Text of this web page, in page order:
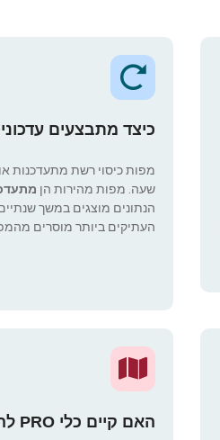
כיצד מתבצעים
מפות כיסוי רשת מתעדכנות
שעה. מפות מהירות הן
הנתונים מוצגים במשך
העתיקים ביותר מוסרים
האם קיים כלי PRO להמחשת מפות כיסוי?